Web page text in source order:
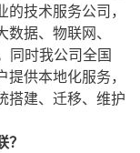
技术服务公司，
据、物联网、
同时我公司全国
供本地化服务，
搭建、迁移、维护